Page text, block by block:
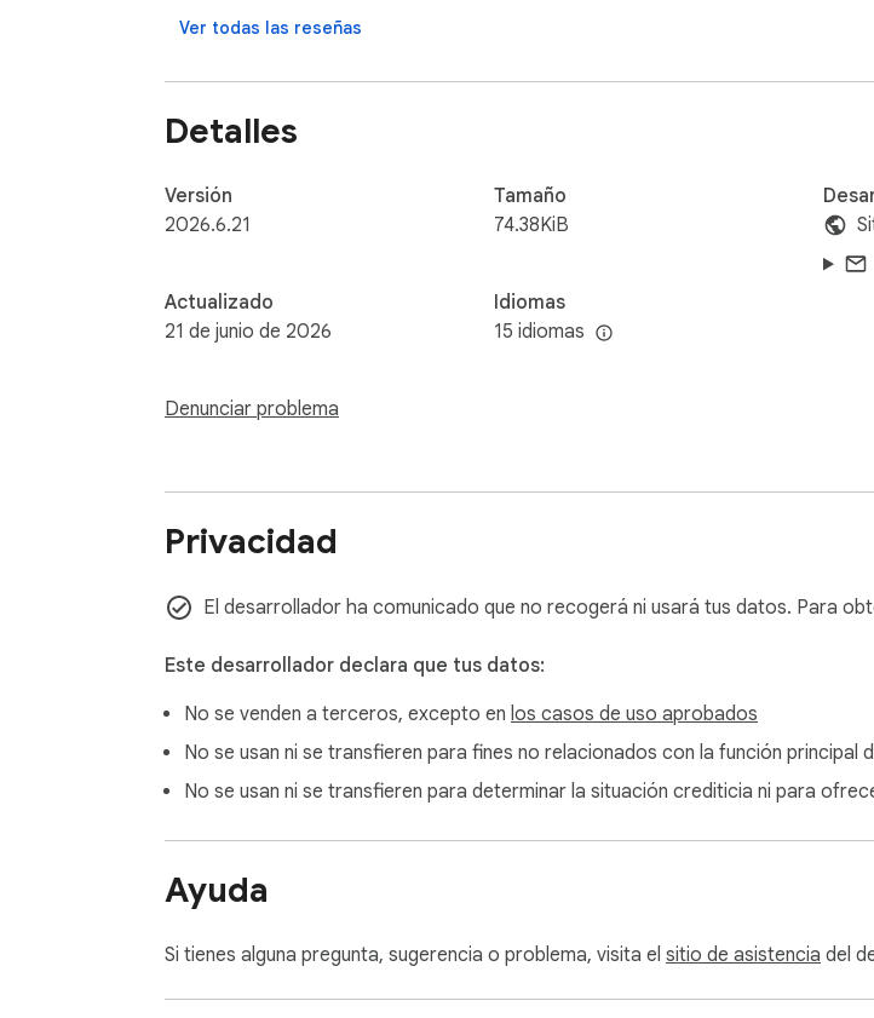
- No ads
- No superfluous features
Please open an issue on GitHub if you encounter bugs.
Made with 🍚 in Italy and China
Ver todas las reseñas
Detalles
Versión
2026.6.21
Actualizado
21 de junio de 2026
Denunciar problema
Tamaño
74.38KiB
Idiomas
15 idiomas
Privacidad
El desarrollador ha comunicado que no recogerá ni usará tus datos. Para
Este desarrollador declara que tus datos:
No se venden a terceros, excepto en los casos de uso aprobados
No se usan ni se transfieren para fines no relacionados con la función principal
No se usan ni se transfieren para determinar la situación crediticia ni para
Ayuda
Si tienes alguna pregunta, sugerencia o problema, visita el sitio de asistencia del